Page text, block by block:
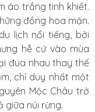
áo trắng tinh khiết.
đồng hoa mận.
lịch nổi tiếng, bởi
hễ cứ vào mùa
đua nhau thay thế
chỉ duy nhất một
Mộc Châu trở
giữa núi rừng.